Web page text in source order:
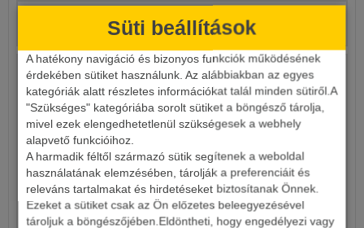
Süti beállítások
A hatékony navigáció és bizonyos funkciók működésének
érdekében sütiket használunk. Az alábbiakban az egyes
kategóriák alatt részletes információkat talál minden sütiről.A
"Szükséges" kategóriába sorolt sütiket a böngésző tárolja,
mivel ezek elengedhetetlenül szükségesek a webhely
alapvető funkcióihoz.
A harmadik féltől származó sütik segítenek a weboldal
használatának elemzésében, tárolják a preferenciáit és
releváns tartalmakat és hirdetéseket biztosítanak Önnek.
Ezeket a sütiket csak az Ön előzetes beleegyezésével
tároljuk a böngészőjében.Eldöntheti, hogy engedélyezi vagy
Részletek
KAMASAKI SUPER CAT HARCSÁZÓ SZETT